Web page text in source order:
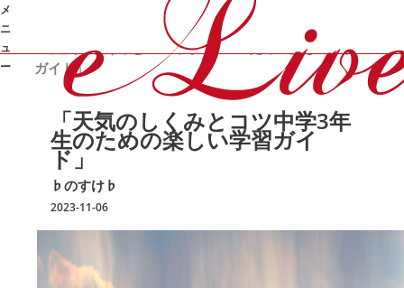
メ
ニ
ュ
ー
オンライン家庭教師e-Live 勉強コラム ♭のすけ♭
「天気のしくみとコツ中学3年生のための楽しい学習
ガイド」
「天気のしくみとコツ中学3年
生のための楽しい学習ガイ
ド」
♭のすけ♭
2023-11-06